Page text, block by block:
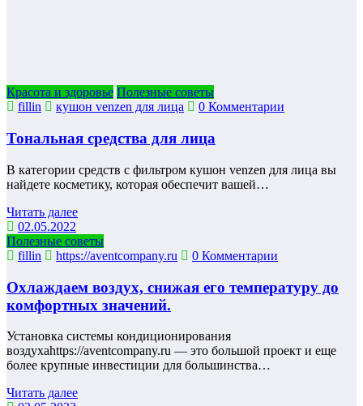
Красота и здоровье Полезные советы
fillin
кушон venzen для лица 0 Комментарии
Тональная средства для лица
В категории средств с фильтром кушон venzen для лица вы
найдете косметику, которая обеспечит вашей…
Читать далее
02.05.2022
Полезные советы
fillin
https://aventcompany.ru 0 Комментарии
Охлаждаем воздух, снижая его температуру до
комфортных значений.
Установка системы кондиционирования
воздухаhttps://aventcompany.ru — это большой проект и еще
более крупные инвестиции для большинства…
Читать далее